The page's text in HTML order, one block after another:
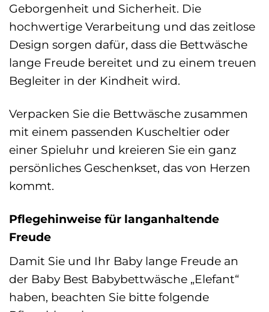
Geborgenheit und Sicherheit. Die
hochwertige Verarbeitung und das zeitlose
Design sorgen dafür, dass die Bettwäsche
lange Freude bereitet und zu einem treuen
Begleiter in der Kindheit wird.
Verpacken Sie die Bettwäsche zusammen
mit einem passenden Kuscheltier oder
einer Spieluhr und kreieren Sie ein ganz
persönliches Geschenkset, das von Herzen
kommt.
Pflegehinweise für langanhaltende
Freude
Damit Sie und Ihr Baby lange Freude an
der Baby Best Babybettwäsche „Elefant“
haben, beachten Sie bitte folgende